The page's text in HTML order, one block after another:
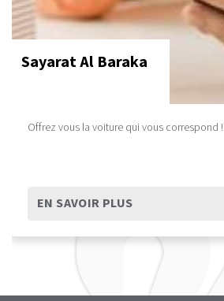
Sayarat Al Baraka
Offrez vous la voiture qui vous correspond !
EN SAVOIR PLUS